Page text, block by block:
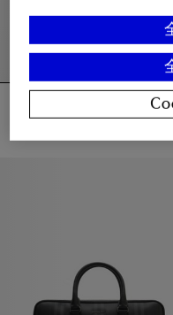
¥18,900.00